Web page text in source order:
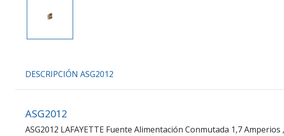
DESCRIPCIÓN ASG2012
ASG2012
ASG2012 LAFAYETTE Fuente Alimentación Conmutada 1,7